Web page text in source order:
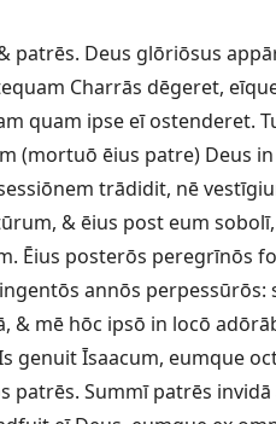
patrēs. Deus glōriōsus
Charrās dēgeret,
quam ipse eī ostenderet.
(mortuō ēius patre) Deus
trādidit, nē
& ēius post eum
Ēius posterōs peregrīnōs
annōs
& mē hōc ipsō in locō
genuit Īsaacum, eumque
patrēs. Summī patrēs